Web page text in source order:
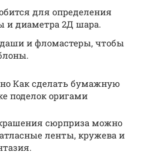
для определения
и диаметра 2Д шара.
и фломастеры, чтобы
Как сделать бумажную
поделок оригами
сюрприза можно
ленты, кружева и